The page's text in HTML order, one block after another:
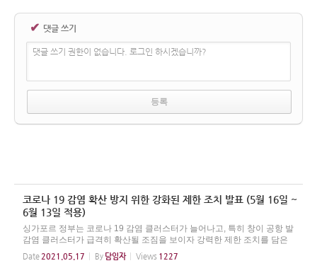
✔ 댓글 쓰기
댓글 쓰기 권한이 없습니다. 로그인 하시겠습니까?
코로나 19 감염 확산 방지 위한 강화된 제한 조치 발표 (5월 16일 ~
6월 13일 적용)
싱가포르 정부는 코로나 19 감염 클러스터가 늘어나고, 특히 창이 공항 발
감염 클러스터가 급격히 확산될 조짐을 보이자 강력한 제한 조치를 담은
규제 내용을 발표했습니다. 적용 기간은 5월 16일부터 6월 13일까지 입니
다. 주요 내용은 아래와 같습니다. [1...
Date 2021.05.17 By 담임자 Views 1227